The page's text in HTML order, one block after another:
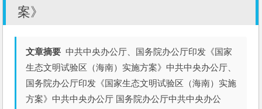
案》
文章摘要 中共中央办公厅、国务院办公厅印发《国家
生态文明试验区（海南）实施方案》中共中央办公厅、
国务院办公厅印发《国家生态文明试验区（海南）实施
方案》中共中央办公厅 国务院办公厅中共中央办公